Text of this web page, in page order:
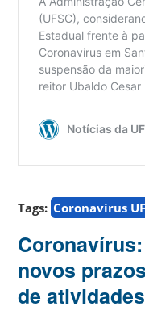
Tags: Coronavírus
novos
de atividades